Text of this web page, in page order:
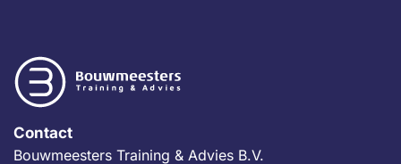
Contact
Bouwmeesters Training & Advies B.V.